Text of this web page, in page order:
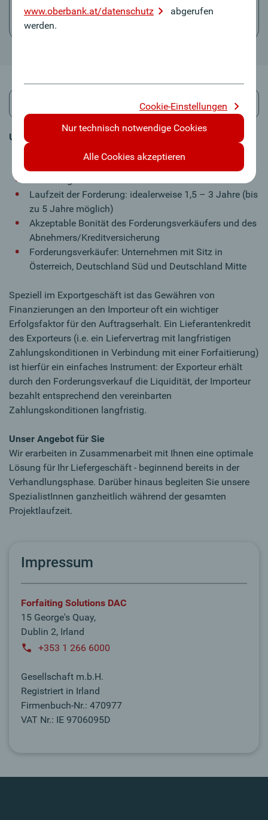
Management von Debitorenrisiken/
Versicherungslösungen
Unsere wesentlichsten Kriterien
Forderungen für Investitionsgüter mit einem Volumen
von bis zu EUR 2,5 Mio. pro Einzelankauf
Laufzeit der Forderung: idealerweise 1,5 – 3 Jahre (bis
zu 5 Jahre möglich)
Akzeptable Bonität des Forderungsverkäufers und des
Abnehmers/Kreditversicherung
Forderungsverkäufer: Unternehmen mit Sitz in
Österreich, Deutschland Süd und Deutschland Mitte
Speziell im Exportgeschäft ist das Gewähren von
Finanzierungen an den Importeur oft ein wichtiger
Erfolgsfaktor für den Auftragserhalt. Ein Lieferantenkredit
des Exporteurs (i.e. ein Liefervertrag mit langfristigen
Zahlungskonditionen in Verbindung mit einer Forfaitierung)
ist hierfür ein einfaches Instrument: der Exporteur erhält
durch den Forderungsverkauf die Liquidität, der Importeur
bezahlt entsprechend den vereinbarten
Zahlungskonditionen langfristig.
Unser Angebot für Sie
Wir erarbeiten in Zusammenarbeit mit Ihnen eine optimale
Lösung für Ihr Liefergeschäft - beginnend bereits in der
Verhandlungsphase. Darüber hinaus begleiten Sie unsere
SpezialistInnen ganzheitlich während der gesamten
Projektlaufzeit.
Impressum
Forfaiting Solutions DAC
15 George's Quay,
Dublin 2, Irland
+353 1 266 6000
Gesellschaft m.b.H.
Registriert in Irland
Firmenbuch-Nr.: 470977
VAT Nr.: IE 9706095D
www.oberbank.at/datenschutz
abgerufen
werden.
Cookie-Einstellungen
Nur technisch notwendige Cookies
Alle Cookies akzeptieren